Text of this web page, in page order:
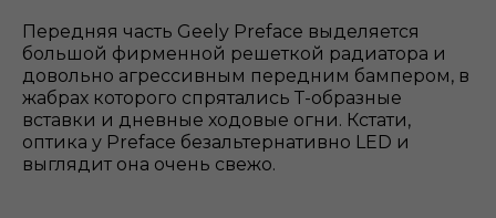
Передняя часть Geely Preface выделяется
большой фирменной решеткой радиатора и
довольно агрессивным передним бампером, в
жабрах которого спрятались Т-образные
вставки и дневные ходовые огни. Кстати,
оптика у Preface безальтернативно LED и
выглядит она очень свежо.